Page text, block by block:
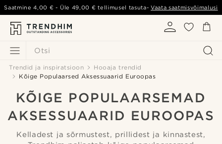
Otsi
Saatmine4,00 € - Üle 49,00 € tellimusel tasuta-Vaata saatmisvõimalusi
Trendid ja inspiratsioon
Hooaja trendid
Kõige Populaarsed Aksessuaarid Euroopas
KÕIGE POPULAARSEMAD
AKSESSUAARID EUROOPAS
Kelladest ja sõrmustest, prillidest ja kinnastest,